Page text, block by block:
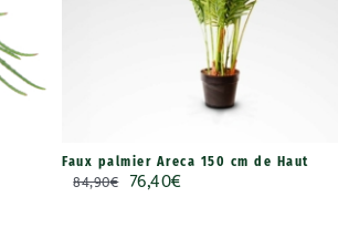
Faux palmier Areca 150 cm de Haut
84,90€ Le
76,40€Le